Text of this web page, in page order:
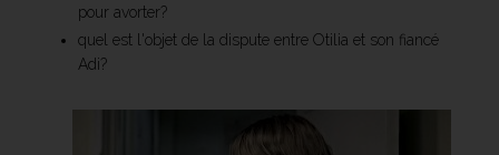
pour avorter?
quel est l'objet de la dispute entre Otilia et son fiancé
Adi?